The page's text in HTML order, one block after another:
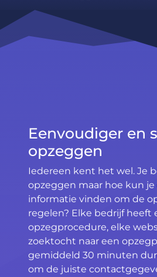
Eenvoudiger en
opzeggen
Iedereen kent het wel. Je
opzeggen maar hoe kun
informatie vinden om de
regelen? Elke bedrijf heeft
opzegprocedure, elke
zoektocht naar een
gemiddeld 30 minuten
om de juiste